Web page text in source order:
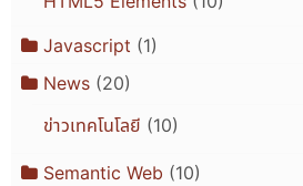
Javascript (1)
News(20)
ข่าวเทคโนโลยี (10)
Semantic Web (10)